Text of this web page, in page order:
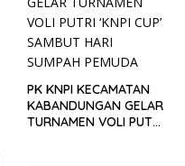
PK KNPI KECAMATAN
KABANDUNGAN GELAR
TURNAMEN VOLI PUTRI